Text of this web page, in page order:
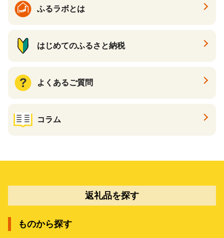
ふるラボとは
はじめてのふるさと納税
よくあるご質問
コラム
返礼品を探す
ものから探す